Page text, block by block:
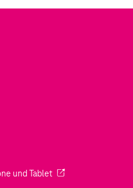
geöffnet)
einem neuen Tab geöffnet)
neuen Tab geöffnet)
und Tablet(Wird in einem